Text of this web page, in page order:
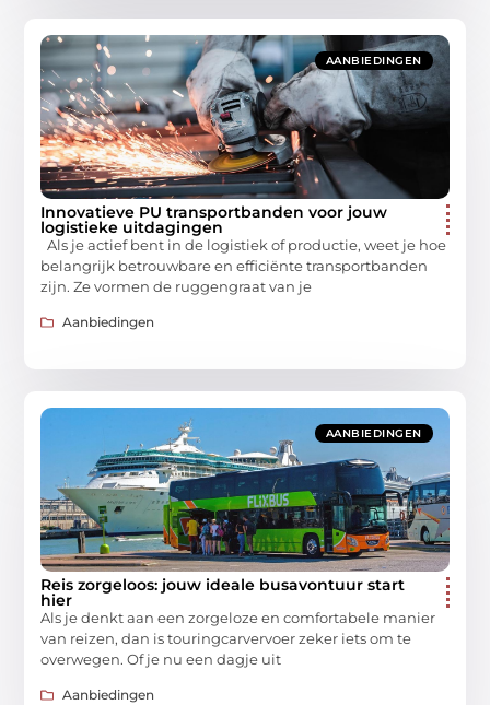
AANBIEDINGEN
Innovatieve PU transportbanden voor jouw
logistieke uitdagingen
Als je actief bent in de logistiek of productie, weet je hoe
belangrijk betrouwbare en efficiënte transportbanden
zijn. Ze vormen de ruggengraat van je
Aanbiedingen
AANBIEDINGEN
Reis zorgeloos: jouw ideale busavontuur start
hier
Als je denkt aan een zorgeloze en comfortabele manier
van reizen, dan is touringcarvervoer zeker iets om te
overwegen. Of je nu een dagje uit
Aanbiedingen